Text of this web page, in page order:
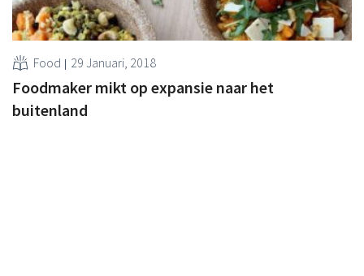
Food 29 Januari, 2018
Foodmaker mikt op expansie naar het
buitenland